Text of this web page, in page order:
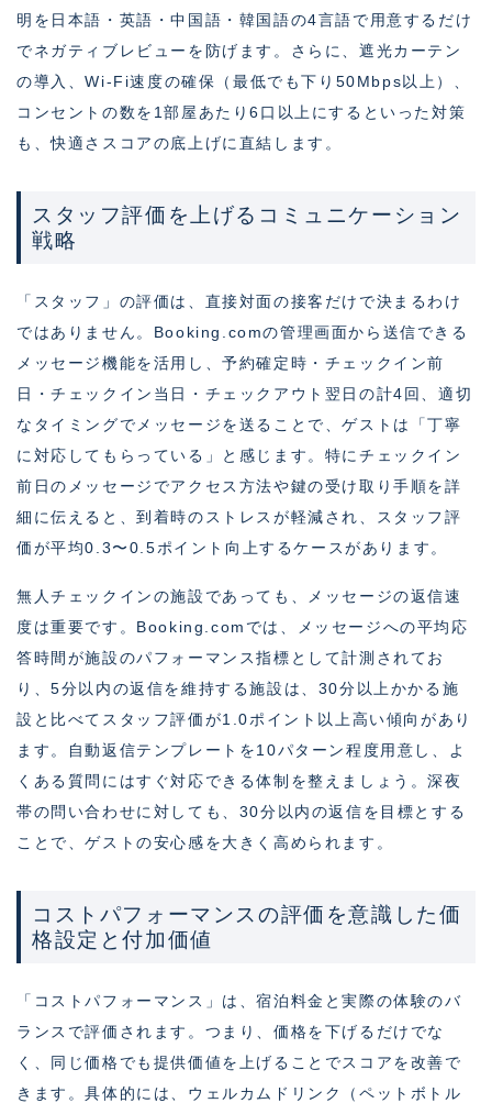
明を日本語・英語・中国語・韓国語の4言語で用意するだけ
でネガティブレビューを防げます。さらに、遮光カーテン
の導入、Wi-Fi速度の確保（最低でも下り50Mbps以上）、
コンセントの数を1部屋あたり6口以上にするといった対策
も、快適さスコアの底上げに直結します。
スタッフ評価を上げるコミュニケーション
戦略
「スタッフ」の評価は、直接対面の接客だけで決まるわけ
ではありません。Booking.comの管理画面から送信できる
メッセージ機能を活用し、予約確定時・チェックイン前
日・チェックイン当日・チェックアウト翌日の計4回、適切
なタイミングでメッセージを送ることで、ゲストは「丁寧
に対応してもらっている」と感じます。特にチェックイン
前日のメッセージでアクセス方法や鍵の受け取り手順を詳
細に伝えると、到着時のストレスが軽減され、スタッフ評
価が平均0.3〜0.5ポイント向上するケースがあります。
無人チェックインの施設であっても、メッセージの返信速
度は重要です。Booking.comでは、メッセージへの平均応
答時間が施設のパフォーマンス指標として計測されてお
り、5分以内の返信を維持する施設は、30分以上かかる施
設と比べてスタッフ評価が1.0ポイント以上高い傾向があり
ます。自動返信テンプレートを10パターン程度用意し、よ
くある質問にはすぐ対応できる体制を整えましょう。深夜
帯の問い合わせに対しても、30分以内の返信を目標とする
ことで、ゲストの安心感を大きく高められます。
コストパフォーマンスの評価を意識した価
格設定と付加価値
「コストパフォーマンス」は、宿泊料金と実際の体験のバ
ランスで評価されます。つまり、価格を下げるだけでな
く、同じ価格でも提供価値を上げることでスコアを改善で
きます。具体的には、ウェルカムドリンク（ペットボトル